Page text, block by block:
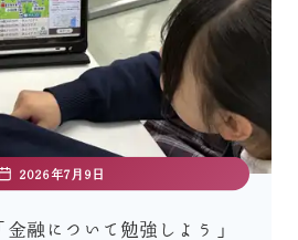
2026年7月9日
金融について勉強しよう」